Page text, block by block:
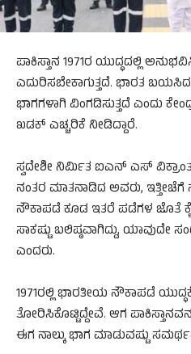
ಪಾಕಿಸ್ತಾನ 1971ರ ಯುದ್ಧದಲ್ಲಿ
ಎದುರಿಸಬೇಕಾಗುತ್ತದೆ. ಭಾರತ ಬಯಸಿದರೆ
ಭಾಗಗಳಾಗಿ ವಿಂಗಡಿಸುತ್ತದೆ ಎಂದು
ಖಡಕ್ ಎಚ್ಚರಿಕೆ ನೀಡಿದ್ದಾರೆ.
ಸ್ವದೇಶೀ ನಿರ್ಮಿತ ಐಎನ್ ಎಸ್
ನಂತರ ಮಾತನಾಡಿದ ಅವರು,
ನೌಕಾಪಡೆ ಕೂಡ ಇತರೆ ಪಡೆಗಳ ಜೊತೆ
ಸಾಕಷ್ಟು ಬಲಿಷ್ಠವಾಗಿದ್ದು, ಯಾವುದೇ
ಎಂದರು.
1971ರಲ್ಲಿ ಭಾರತೀಯ ನೌಕಾಪಡೆ
ತೋರಿಸಿಕೊಟ್ಟಿದ್ದೇವೆ. ಆಗ
ಈಗ ನಾಲ್ಕು ಭಾಗ ಮಾಡುವಷ್ಟು